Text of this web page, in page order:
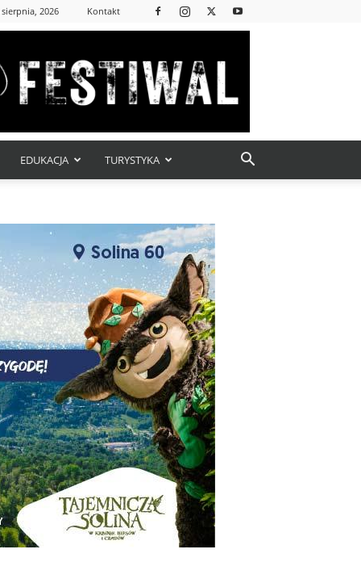
2026 Kontakt
EDUKACJA TURYSTYKA